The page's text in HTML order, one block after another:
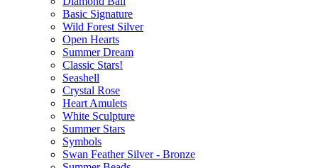
Basic Signature
Wild Forest Silver
Open Hearts
Summer Dream
Classic Stars!
Seashell
Crystal Rose
Heart Amulets
White Sculpture
Summer Stars
Symbols
Swan Feather Silver - Bronze